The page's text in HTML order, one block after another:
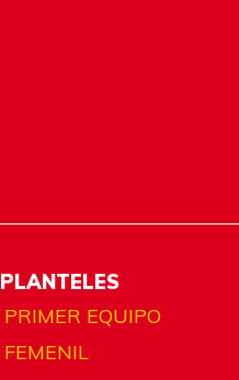
PLANTELES
PRIMER EQUIPO
FEMENIL